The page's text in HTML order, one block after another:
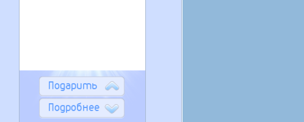
Подарить
Подробнее